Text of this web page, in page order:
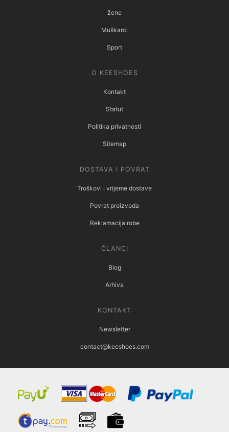
žene
Muškarci
Sport
O KEESHOES
Kontakt
Statut
Politika privatnosti
Sitemap
DOSTAVA I POVRAT
Troškovi i vrijeme dostave
Povrat proizvoda
Reklamacija robe
ČLANCI
Blog
Arhiva
KONTAKT
Newsletter
contact@keeshoes.com